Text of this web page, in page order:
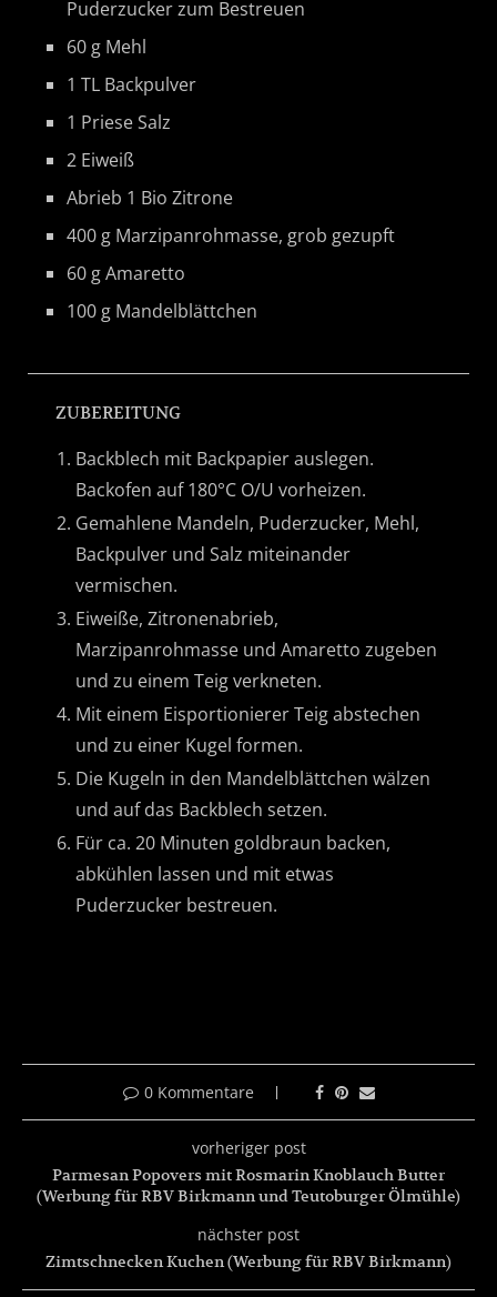
Puderzucker zum Bestreuen
60 g Mehl
1 TL Backpulver
1 Priese Salz
2 Eiweiß
Abrieb 1 Bio Zitrone
400 g Marzipanrohmasse, grob gezupft
60 g Amaretto
100 g Mandelblättchen
ZUBEREITUNG
Backblech mit Backpapier auslegen.
Backofen auf 180°C O/U vorheizen.
Gemahlene Mandeln, Puderzucker, Mehl,
Backpulver und Salz miteinander
vermischen.
Eiweiße, Zitronenabrieb,
Marzipanrohmasse und Amaretto zugeben
und zu einem Teig verkneten.
Mit einem Eisportionierer Teig abstechen
und zu einer Kugel formen.
Die Kugeln in den Mandelblättchen wälzen
und auf das Backblech setzen.
Für ca. 20 Minuten goldbraun backen,
abkühlen lassen und mit etwas
Puderzucker bestreuen.
0 Kommentare
vorheriger post
Parmesan Popovers mit Rosmarin Knoblauch Butter
(Werbung für RBV Birkmann und Teutoburger Ölmühle)
nächster post
Zimtschnecken Kuchen (Werbung für RBV Birkmann)